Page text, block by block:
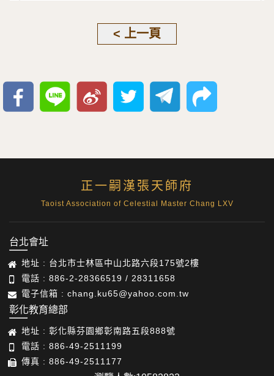
< 上一頁
正一嗣漢張天師府
Taoist Association of Celestial Master Chang LXV
台北會址
地址 : 台北市士林區中山北路六段175號2樓
電話 : 886-2-28366519 / 28311658
電子信箱 : chang.ku65@yahoo.com.tw
彰化教育總部
地址 : 彰化縣芬園鄉彰南路五段888號
電話 : 886-49-2511199
傳真 : 886-49-2511177